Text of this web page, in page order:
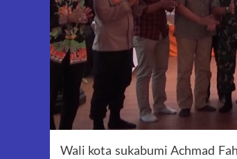
Wali kota sukabumi Achmad